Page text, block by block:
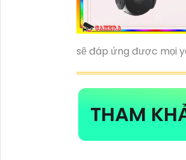
sẽ đáp ứng được mọi
THAM